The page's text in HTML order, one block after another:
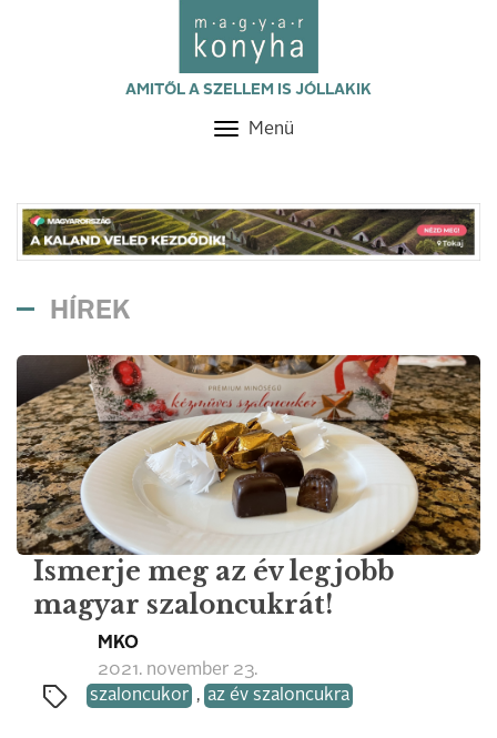
AMITŐL A SZELLEM IS JÓLLAKIK
Toggle
Menü
HÍREK
Ismerje meg az év legjobb
magyar szaloncukrát!
MKO
2021. november 23.
szaloncukor , az év szaloncukra